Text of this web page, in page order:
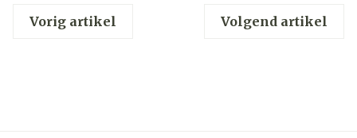
Vorig artikel Volgend artikel